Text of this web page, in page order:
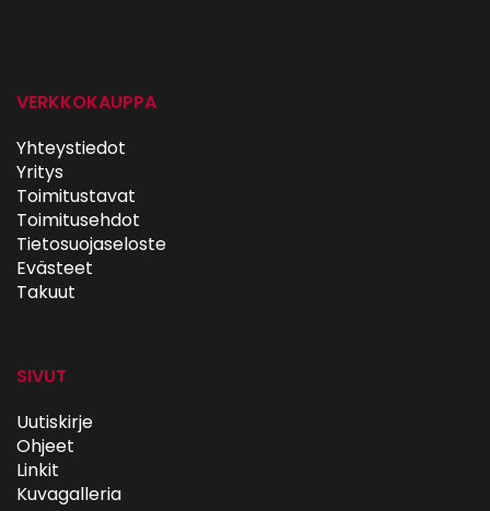
VERKKOKAUPPA
Yhteystiedot
Yritys
Toimitustavat
Toimitusehdot
Tietosuojaseloste
Evästeet
Takuut
SIVUT
Uutiskirje
Ohjeet
Linkit
Kuvagalleria